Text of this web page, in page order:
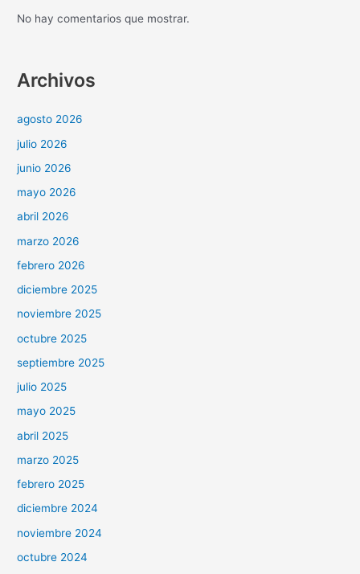
No hay comentarios que mostrar.
Archivos
agosto 2026
julio 2026
junio 2026
mayo 2026
abril 2026
marzo 2026
febrero 2026
diciembre 2025
noviembre 2025
octubre 2025
septiembre 2025
julio 2025
mayo 2025
abril 2025
marzo 2025
febrero 2025
diciembre 2024
noviembre 2024
octubre 2024